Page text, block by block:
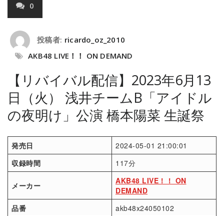
0
投稿者: ricardo_oz_2010
AKB48 LIVE！！ ON DEMAND
【リバイバル配信】2023年6月13
日（火） 浅井チームB「アイドル
の夜明け」公演 橋本陽菜 生誕祭
発売日
2024-05-01 21:00:01
収録時間
117分
メーカー
AKB48 LIVE！！ ON
DEMAND
品番
akb48x24050102